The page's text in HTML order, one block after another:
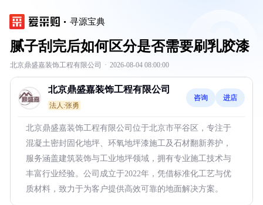
寻源宝典
腻子刮完后如何区分是否需要刷乳胶漆
北京鼎盛嘉装饰工程有限公司 · 2026-08-04 08:00:00
北京鼎盛嘉装饰工程有限公司
法人:张勇
咨询 进店
北京鼎盛嘉装饰工程有限公司位于北京市平谷区，专注于
混凝土密封固化地坪、环氧地坪漆施工及石材翻新养护，
服务涵盖建筑装饰与工业地坪领域，拥有专业施工技术与
丰富行业经验。公司成立于2022年，凭借标准化工艺与优
质材料，致力于为客户提供高效可靠的地面解决方案。